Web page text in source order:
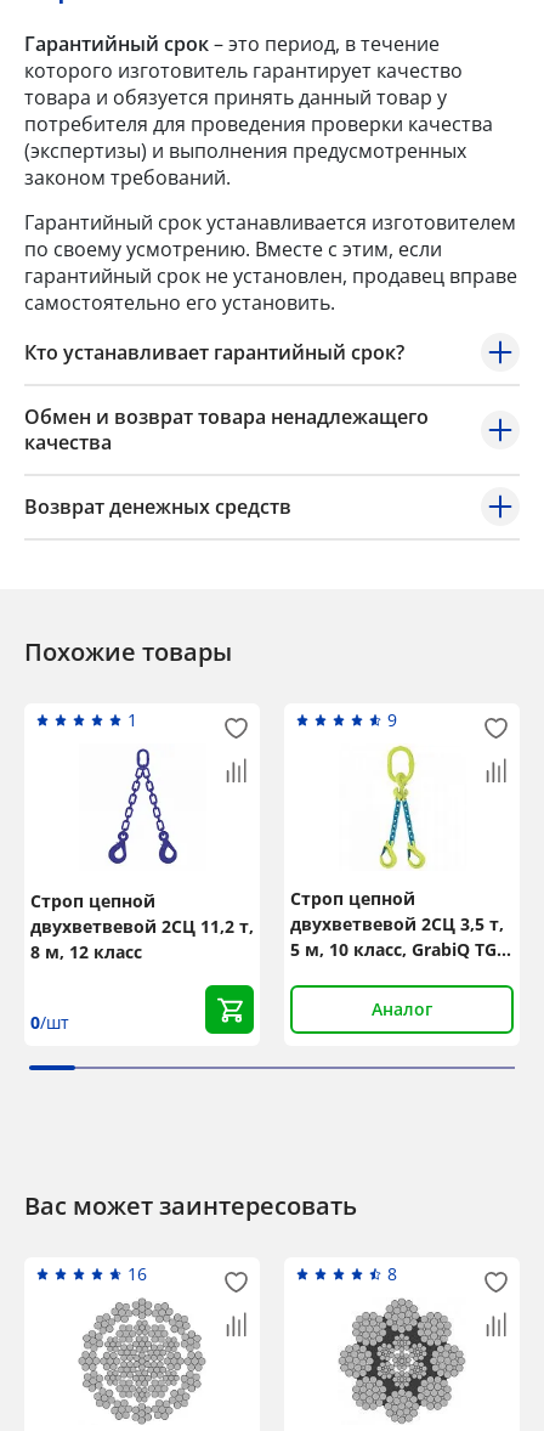
Гарантийный срок– это период, в течение
которого изготовитель гарантирует качество
товара и обязуется принять данный товар у
потребителя для проведения проверки качества
(экспертизы) и выполнения предусмотренных
законом требований.
Гарантийный срок устанавливается изготовителем
по своему усмотрению. Вместе с этим, если
гарантийный срок не установлен, продавец вправе
самостоятельно его установить.
Кто устанавливает гарантийный срок?
Обмен и возврат товара ненадлежащего
качества
Возврат денежных средств
Похожие товары
1
Строп цепной
двухветвевой 2СЦ 11,2 т,
8 м, 12 класс
0/шт
9
Строп цепной
двухветвевой 2СЦ 3,5 т,
5 м, 10 класс, GrabiQ TG2-
Аналог
Вас может заинтересовать
16 8